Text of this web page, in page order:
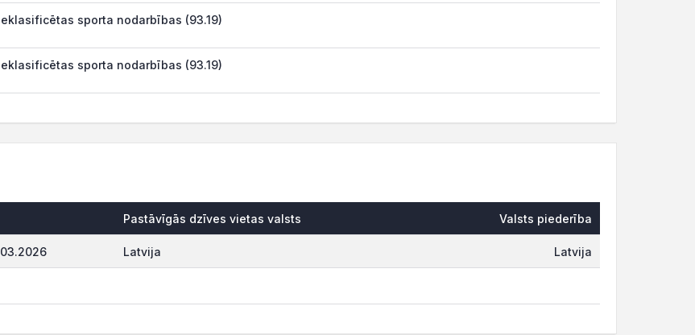
sporta nodarbības (93.19)
sporta nodarbības (93.19)
Pastāvīgās dzīves vietas valsts Valsts piederība
Latvija Latvija